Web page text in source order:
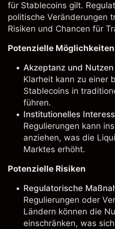
für Stablecoins gilt.
politische Veränderungen
Risiken und Chancen für
Potenzielle Möglichkeiten
Akzeptanz und Nutzen
Klarheit kann zu einer
Stablecoins in
führen.
Institutionelles
Regulierungen kann
anziehen, was die
Marktes erhöht.
Potenzielle Risiken
Regulatorische
Regulierungen oder
Ländern können die
einschränken, was